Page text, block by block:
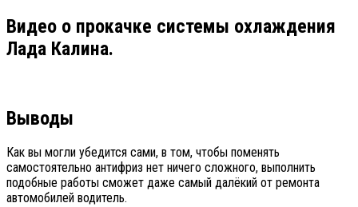
Видео о прокачке системы охлаждения
Лада Калина.
Выводы
Как вы могли убедится сами, в том, чтобы поменять
самостоятельно антифриз нет ничего сложного, выполнить
подобные работы сможет даже самый далёкий от ремонта
автомобилей водитель.